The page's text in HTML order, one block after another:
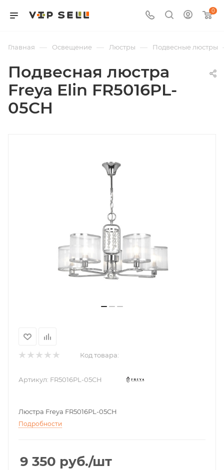
0
Главная — Освещение — Люстры — Подвесные люстры
Подвесная люстра
Freya Elin FR5016PL-
05CH
Код товара:
Артикул: FR5016PL-05CH
Люстра Freya FR5016PL-05CH
Подробности
9 350 руб./шт